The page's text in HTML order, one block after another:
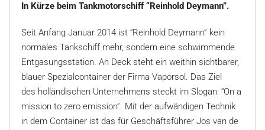
In Kürze beim Tankmotorschiff “Reinhold Deymann”.
Seit Anfang Januar 2014 ist “Reinhold Deymann” kein
normales Tankschiff mehr, sondern eine schwimmende
Entgasungsstation. An Deck steht ein weithin sichtbarer,
blauer Spezialcontainer der Firma Vaporsol. Das Ziel
des holländischen Unternehmens steckt im Slogan: “On a
mission to zero emission”. Mit der aufwändigen Technik
in dem Container ist das für Geschäftsführer Jos van de